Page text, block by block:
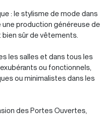
: le stylisme de mode dans
production généreuse de
bien sûr de vêtements.
les salles et dans tous les
ou fonctionnels,
ou minimalistes dans les
des Portes Ouvertes,